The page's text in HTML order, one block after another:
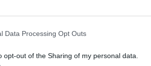
Data Processing Opt Outs
opt-out of the Sharing of my personal data.